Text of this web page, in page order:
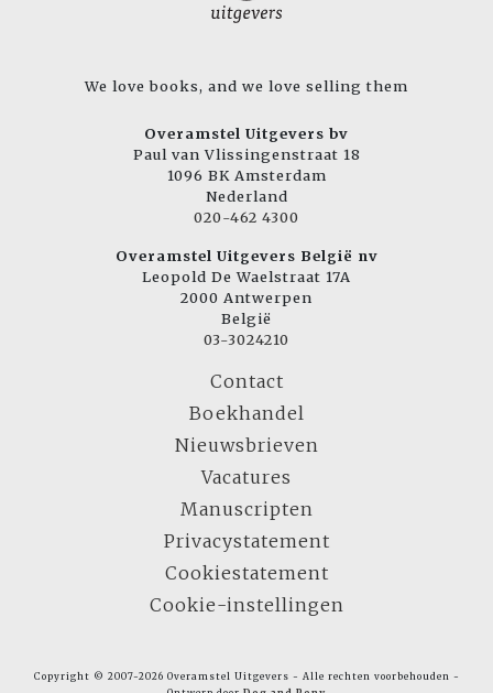
We love books, and we love selling them
Overamstel Uitgevers bv
Paul van Vlissingenstraat 18
1096 BK Amsterdam
Nederland
020-462 4300
Overamstel Uitgevers België nv
Leopold De Waelstraat 17A
2000 Antwerpen
België
03-3024210
Contact
Boekhandel
Nieuwsbrieven
Vacatures
Manuscripten
Privacystatement
Cookiestatement
Cookie-instellingen
Copyright © 2007-2026 Overamstel Uitgevers - Alle rechten voorbehouden -